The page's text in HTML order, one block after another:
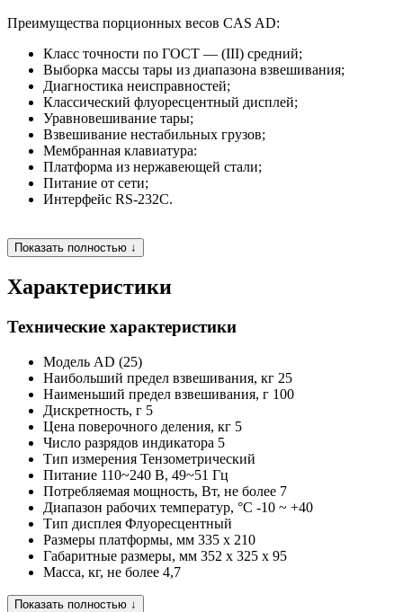
Преимущества порционных весов CAS AD:
Класс точности по ГОСТ — (III) средний;
Выборка массы тары из диапазона взвешивания;
Диагностика неисправностей;
Классический флуоресцентный дисплей;
Уравновешивание тары;
Взвешивание нестабильных грузов;
Мембранная клавиатура:
Платформа из нержавеющей стали;
Питание от сети;
Интерфейс RS-232С.
Показать полностью ↓
Характеристики
Технические характеристики
Модель AD (25)
Наибольший предел взвешивания, кг 25
Наименьший предел взвешивания, г 100
Дискретность, г 5
Цена поверочного деления, кг 5
Число разрядов индикатора 5
Тип измерения Тензометрический
Питание 110~240 В, 49~51 Гц
Потребляемая мощность, Вт, не более 7
Диапазон рабочих температур, °C -10 ~ +40
Тип дисплея Флуоресцентный
Размеры платформы, мм 335 x 210
Габаритные размеры, мм 352 x 325 x 95
Масса, кг, не более 4,7
Показать полностью ↓